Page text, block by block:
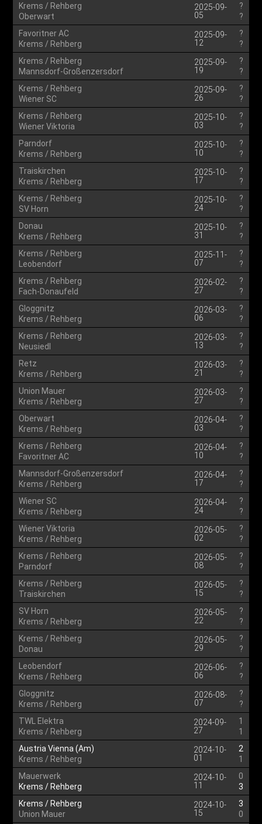
Krems / Rehberg
Oberwart
2025-09-
05
?
?
Favoritner AC
Krems / Rehberg
2025-09-
12
?
?
Krems / Rehberg
Mannsdorf-Großenzersdorf
2025-09-
19
?
?
Krems / Rehberg
Wiener SC
2025-09-
26
?
?
Krems / Rehberg
Wiener Viktoria
2025-10-
03
?
?
Parndorf
Krems / Rehberg
2025-10-
10
?
?
Traiskirchen
Krems / Rehberg
2025-10-
17
?
?
Krems / Rehberg
SV Horn
2025-10-
24
?
?
Donau
Krems / Rehberg
2025-10-
31
?
?
Krems / Rehberg
Leobendorf
2025-11-
07
?
?
Krems / Rehberg
Fach-Donaufeld
2026-02-
27
?
?
Gloggnitz
Krems / Rehberg
2026-03-
06
?
?
Krems / Rehberg
Neusiedl
2026-03-
13
?
?
Retz
Krems / Rehberg
2026-03-
21
?
?
Union Mauer
Krems / Rehberg
2026-03-
27
?
?
Oberwart
Krems / Rehberg
2026-04-
03
?
?
Krems / Rehberg
Favoritner AC
2026-04-
10
?
?
Mannsdorf-Großenzersdorf
Krems / Rehberg
2026-04-
17
?
?
Wiener SC
Krems / Rehberg
2026-04-
24
?
?
Wiener Viktoria
Krems / Rehberg
2026-05-
02
?
?
Krems / Rehberg
Parndorf
2026-05-
08
?
?
Krems / Rehberg
Traiskirchen
2026-05-
15
?
?
SV Horn
Krems / Rehberg
2026-05-
22
?
?
Krems / Rehberg
Donau
2026-05-
29
?
?
Leobendorf
Krems / Rehberg
2026-06-
06
?
?
Gloggnitz
Krems / Rehberg
2026-08-
07
?
?
TWL Elektra
Krems / Rehberg
2024-09-
27
1
1
Austria Vienna (Am)
Krems / Rehberg
2024-10-
01
2
1
Mauerwerk
Krems / Rehberg
2024-10-
11
0
3
Krems / Rehberg
Union Mauer
2024-10-
15
3
0